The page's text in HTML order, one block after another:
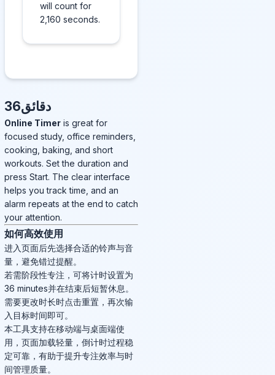
will count for
2,160 seconds.
36دقائق
Online Timer is great for
focused study, office reminders,
cooking, baking, and short
workouts. Set the duration and
press Start. The clear interface
helps you track time, and an
alarm repeats at the end to catch
your attention.
如何高效使用
进入页面后先选择合适的铃声与音
量，避免错过提醒。
若需阶段性专注，可将计时设置为
36 minutes并在结束后短暂休息。
需要更改时长时点击重置，再次输
入目标时间即可。
本工具支持在移动端与桌面端使
用，页面加载轻量，倒计时过程稳
定可靠，有助于提升专注效率与时
间管理质量。